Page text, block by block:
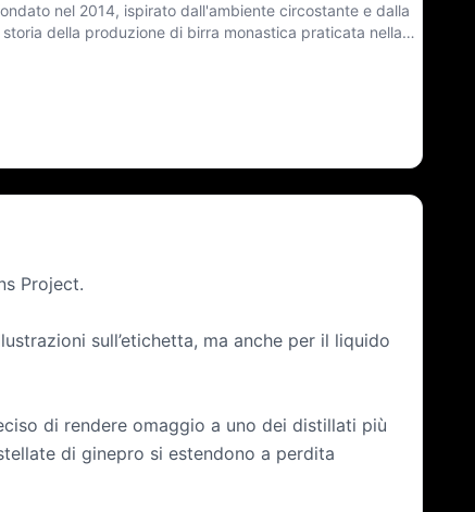
nel 2014, ispirato dall'ambiente circostante e dalla
storia della produzione di birra monastica praticata nella
Project.
sull’etichetta, ma anche per il liquido
di rendere omaggio a uno dei distillati più
di ginepro si estendono a perdita